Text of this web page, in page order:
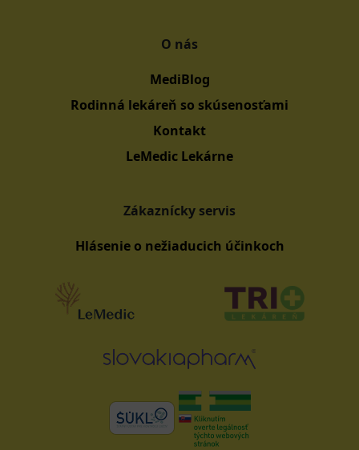
O nás
MediBlog
Rodinná lekáreň so skúsenosťami
Kontakt
LeMedic Lekárne
Zákaznícky servis
Hlásenie o nežiaducich účinkoch